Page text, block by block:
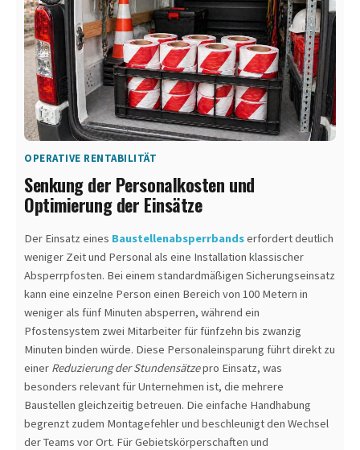
OPERATIVE RENTABILITÄT
Senkung der Personalkosten und
Optimierung der Einsätze
Der Einsatz eines Baustellenabsperrbandserfordert deutlich
weniger Zeit und Personal als eine Installation klassischer
Absperrpfosten. Bei einem standardmäßigen Sicherungseinsatz
kann eine einzelne Person einen Bereich von 100 Metern in
weniger als fünf Minuten absperren, während ein
Pfostensystem zwei Mitarbeiter für fünfzehn bis zwanzig
Minuten binden würde. Diese Personaleinsparung führt direkt zu
einer Reduzierung der Stundensätzepro Einsatz, was
besonders relevant für Unternehmen ist, die mehrere
Baustellen gleichzeitig betreuen. Die einfache Handhabung
begrenzt zudem Montagefehler und beschleunigt den Wechsel
der Teams vor Ort. Für Gebietskörperschaften und